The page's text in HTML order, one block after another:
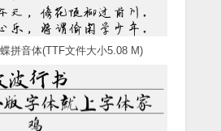
拼音体(TTF文件大小5.08 M)